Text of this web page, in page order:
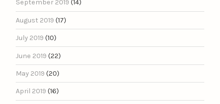
September 2019 (14)
August 2019 (17)
July 2019 (10)
June 2019 (22)
May 2019 (20)
April 2019 (16)